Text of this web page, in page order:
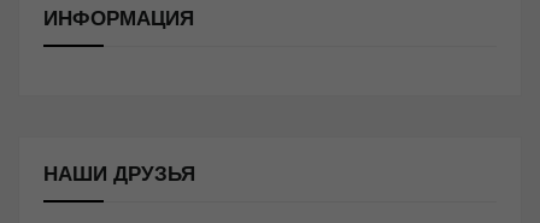
ИНФОРМАЦИЯ
НАШИ ДРУЗЬЯ